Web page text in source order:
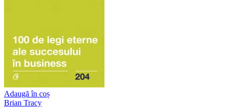
Adaugă în coș
Brian Tracy